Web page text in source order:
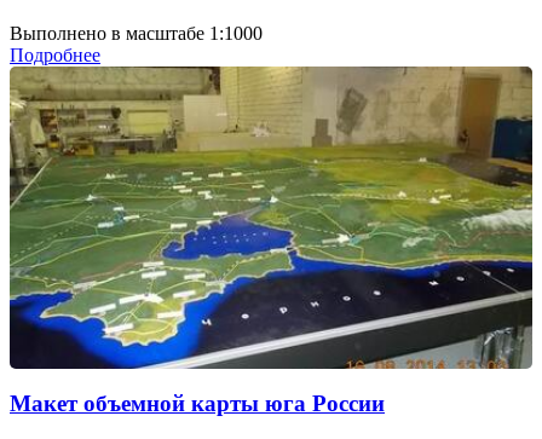
Выполнено в масштабе 1:1000
Подробнее
Макет объемной карты юга России